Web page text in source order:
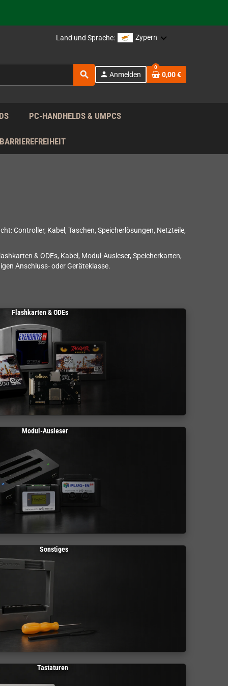
nach!
Land und Sprache: Zypern
search person Anmelden
0
0,00 €
PC-HANDHELDS & UMPCS
BARRIEREFREIHEIT
Controller, Kabel, Taschen, Speicherlösungen, Netzteile,
& ODEs, Kabel, Modul-Ausleser, Speicherkarten,
Anschluss- oder Geräteklasse.
Flashkarten & ODEs
Modul-Ausleser
Sonstiges
Tastaturen